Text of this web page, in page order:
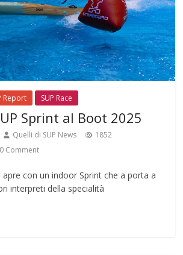
Report SUP Race
Sprint al Boot 2025
Quelli di SUP News
1852
0 Comment
apre con un indoor Sprint che a porta a
interpreti della specialità